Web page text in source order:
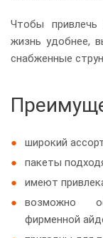
Чтобы
жизнь удобнее,
снабженные
широкий
пакеты
имеют
возможно
фирменной